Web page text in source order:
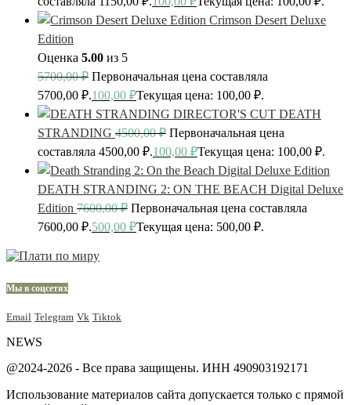
Crimson Desert Deluxe
Edition
Оценка 5.00 из 5
5700,00₽ Первоначальная цена составляла
5700,00 ₽.100,00 ₽Текущая цена: 100,00 ₽.
DEATH
STRANDING 4500,00₽ Первоначальная цена
составляла 4500,00 ₽.100,00 ₽Текущая цена: 100,00 ₽.
DEATH STRANDING 2: ON THE BEACH Digital Deluxe
Edition 7600,00₽ Первоначальная цена составляла
7600,00 ₽.500,00 ₽Текущая цена: 500,00 ₽.
Мы в соцсетях
Email Telegram Vk Tiktok
NEWS
@2024-2026 - Все права защищены. ИНН 490903192171
Использование материалов сайта допускается только с прямой